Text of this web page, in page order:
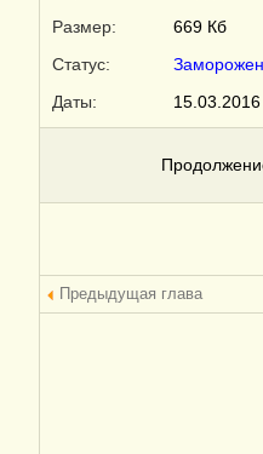
Размер:
669 Кб
Статус:
Даты:
Предыдущая глава